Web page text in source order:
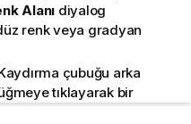
Alanı diyalog
renk veya gradyan
çubuğu arka
tıklayarak bir